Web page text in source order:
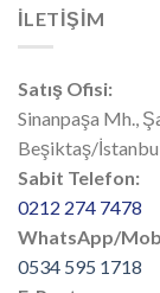
İLETİŞİM
Satış Ofisi:
Sinanpaşa Mh.,
Beşiktaş/
Sabit Telefon:
0212 274 7478
WhatsApp/
0534 595 1718